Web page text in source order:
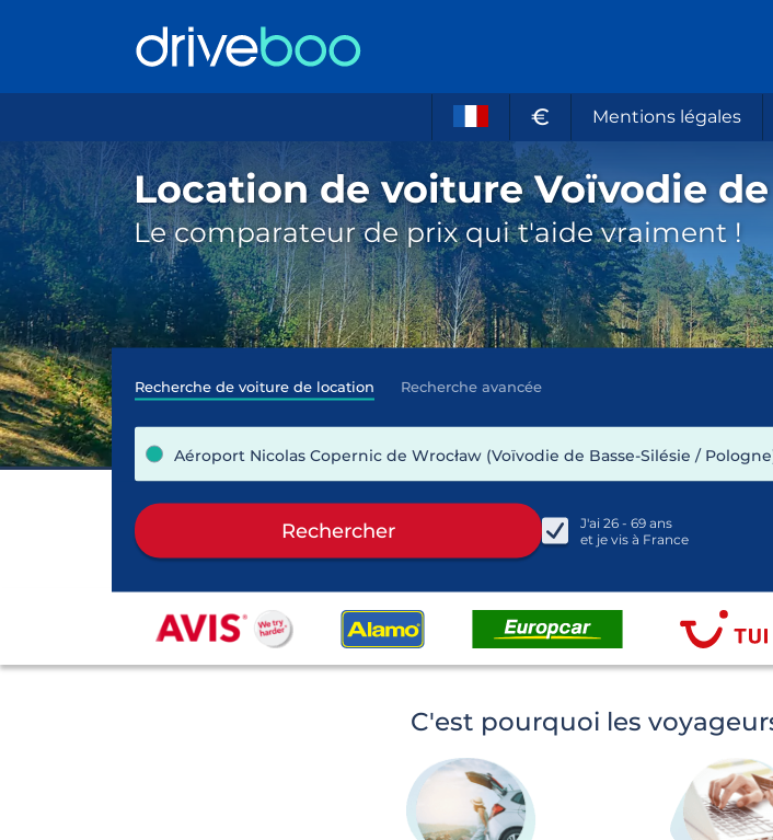
€ Mentions légales
Location de voiture Voïvodie
Le comparateur de prix qui t'aide vraiment !
Recherche de voiture de location Recherche avancée
Aéroport Nicolas Copernic de Wrocław (Voïvodie de Basse-Silésie /
J'ai 26 - 69 ans
et je vis à France
Rechercher
C'est pourquoi les